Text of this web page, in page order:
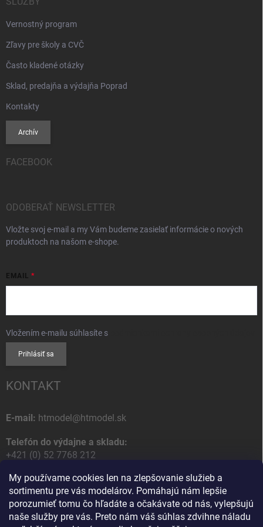
My používame cookies len na zlepšovanie služieb a
sortimentu pre vás modelárov. Pomáhajú nám lepšie
porozumieť tomu čo hľadáte a očakávate od nás, vylepšujú
naše služby pre vás. Preto nám váš súhlas zdvihne náladu
Vernostný program
Zľavy pre školy a CVČ
Často kladené otázky
Sklad, predajňa a výdajňa Poprad
Kontakty
Archív
FACEBOOK
ODOBERAŤ NEWSLETTER
Vložte svoj e-mail a my Vám budeme zasielať informácie o nových
produktoch na našom e-shope.
EMAIL
Vložením e-mailu súhlasíte s
Prihlásiť sa
KONTAKT
E-mail: htmodel@htmodel.sk
Telefón do výdajne a skladu:
+421 (0) 52 7768 212
Poštová / Odberná adresa:
HT model
Na letisko 49
058 01 Poprad